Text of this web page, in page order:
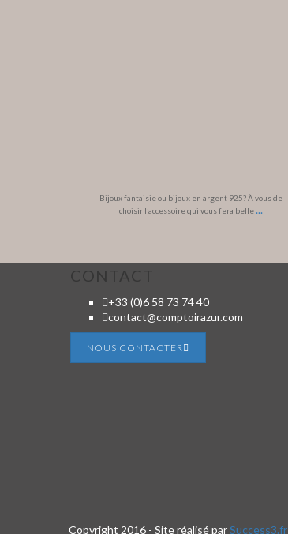
Bijoux fantaisie ou bijoux en argent 925? À vous de
choisir l’accessoire qui vous fera belle...
CONTACT
+33 (0)6 58 73 74 40
contact@comptoirazur.com
NOUS CONTACTER
Copyright 2016 - Site réalisé parSuccess3.fr